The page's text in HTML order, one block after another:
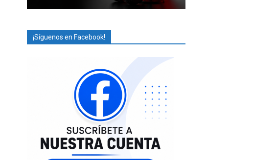
¡Síguenos en Facebook!